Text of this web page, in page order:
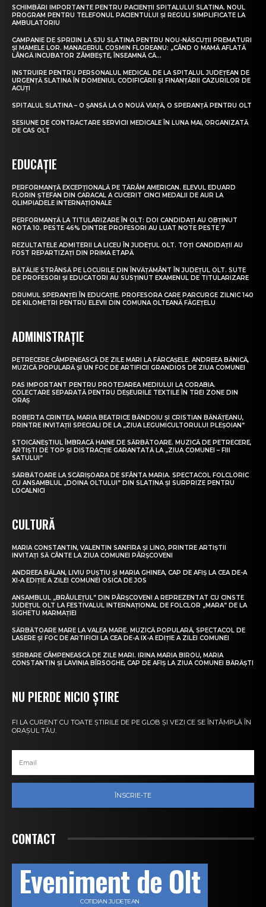
SCHIMBĂRI IMPORTANTE PENTRU PACIENȚII SPITALULUI SLATINA. NOUL
PROGRAM PENTRU TELEFONUL PACIENTULUI ȘI REGULI SIMPLIFICATE LA
AMBULATORIU
CAMPANIE DE SPRIJIN LA SJU SLATINA PENTRU NOU-NĂSCUȚII PREMATURI
ȘI MAMELE LOR. MANAGERUL COSMIN FLOREANU: „CÂND O MAMĂ AFLATĂ
LÂNGĂ INCUBATOR ZÂMBEȘTE, ÎNSEAMNĂ CĂ...
INSTRUIRE PENTRU PERSONALUL MEDICAL DE LA SPITALUL JUDEȚEAN DE
URGENȚĂ SLATINA ÎN DOMENIUL CODIFICĂRII ȘI FINANȚĂRII CAZURILOR DE
ACUȚI
SPITALUL SLATINA – O ȘANSĂ LA O NOUĂ VIAȚĂ, O SPERANȚĂ PENTRU OLT
SESIUNE DE CONTRACTARE SERVICII MEDICALE ÎN LUNA MAI, ORGANIZATĂ
DE CAS OLT
EDUCAȚIE
PERFORMANȚĂ EXCEPȚIONALĂ PE TĂRÂM AMERICAN. ELEVUL EDUARD
FLORIN ȘTEFAN DIN CARACAL A CUCERIT CINCI MEDALII DE AUR LA
OLIMPIADELE INTERNAȚIONALE
PERFORMANȚĂ LA TITULARIZARE ÎN OLT: DOI CANDIDAȚI AU OBȚINUT
NOTA 10. PESTE 46% DINTRE PROFESORI AU LUAT NOTE PESTE 7
REZULTATELE ADMITERII LA LICEU ÎN JUDEȚUL OLT. TOȚI CANDIDAȚII AU
FOST REPARTIZAȚI DIN PRIMA ETAPĂ
BĂTĂLIE STRÂNSĂ PE LOCURILE DIN ÎNVĂȚĂMÂNT ÎN JUDEȚUL OLT. SUTE
DE PROFESORI ȘI EDUCATORI AU SUSȚINUT EXAMENUL DE TITULARIZARE
DRUMUL SPERANȚEI ÎN EDUCAȚIE. PROFESORA CARE PARCURGE ZILNIC 140
DE KILOMETRI PENTRU ELEVII DIN COMUNA OLTEANĂ FĂGEȚELU
ADMINISTRAȚIE
PETRECERE CÂMPENEASCĂ DE ZILE MARI LA FĂRCAȘELE. ANDREEA BĂNICĂ,
MUZICĂ POPULARĂ ȘI UN FOC DE ARTIFICII GRANDIOS DE ZIUA COMUNEI
PAS IMPORTANT PENTRU PROTEJAREA MEDIULUI LA CORABIA.
COLECTARE SEPARATĂ PENTRU DEȘEURILE TEXTILE ÎN TREI ZONE DIN
ORAȘ
ROBERTA CRINTEA, MARIA BEATRICE BĂNDOIU ȘI CRISTIAN BĂNĂȚEANU,
PRINTRE INVITAȚII SPECIALI DE LA „ZIUA LEGUMICULTORULUI PLEȘOIAN”
STOICĂNEȘTIUL ÎMBRACĂ HAINE DE SĂRBĂTOARE. MUZICĂ DE PETRECERE,
ARTIȘTI DE TOP ȘI DISTRACȚIE GARANTATĂ LA „ZIUA COMUNEI – FIII
SATULUI”
SĂRBĂTOARE LA SCĂRIȘOARA DE SFÂNTA MARIA. SPECTACOL FOLCLORIC
CU ANSAMBLUL „DOINA OLTULUI” DIN SLATINA ȘI SURPRIZE PENTRU
LOCALNICI
CULTURĂ
MARIA CONSTANTIN, VALENTIN SANFIRA ȘI LINO, PRINTRE ARTIȘTII
INVITAȚI SĂ CÂNTE LA ZIUA COMUNEI PÂRȘCOVENI
ANDREEA BĂLAN, LIVIU PUȘTIU ȘI MARIA GHINEA, CAP DE AFIȘ LA CEA DE-A
XI-A EDIȚIE A ZILEI COMUNEI OSICA DE JOS
ANSAMBLUL „BRÂULEȚUL” DIN PÂRȘCOVENI A REPREZENTAT CU CINSTE
JUDEȚUL OLT LA FESTIVALUL INTERNAȚIONAL DE FOLCLOR „MARA” DE LA
SIGHETU MARMAȚIEI
SĂRBĂTOARE MARE LA VALEA MARE. MUZICĂ POPULARĂ, SPECTACOL DE
LASERE ȘI FOC DE ARTIFICII LA CEA DE-A IX-A EDIȚIE A ZILEI COMUNEI
SERBARE CÂMPENEASCĂ DE ZILE MARI. IRINA MARIA BIROU, MARIA
CONSTANTIN ȘI LAVINIA BÎRSOGHE, CAP DE AFIȘ LA ZIUA COMUNEI BĂRĂȘTI
NU PIERDE NICIO ȘTIRE
FI LA CURENT CU TOATE ȘTIRILE DE PE GLOB ȘI VEZI CE SE ÎNTÂMPLĂ ÎN
ORAȘUL TĂU.
ÎNSCRIE-TE
CONTACT
Eveniment de Olt
COTIDIAN JUDEȚEAN